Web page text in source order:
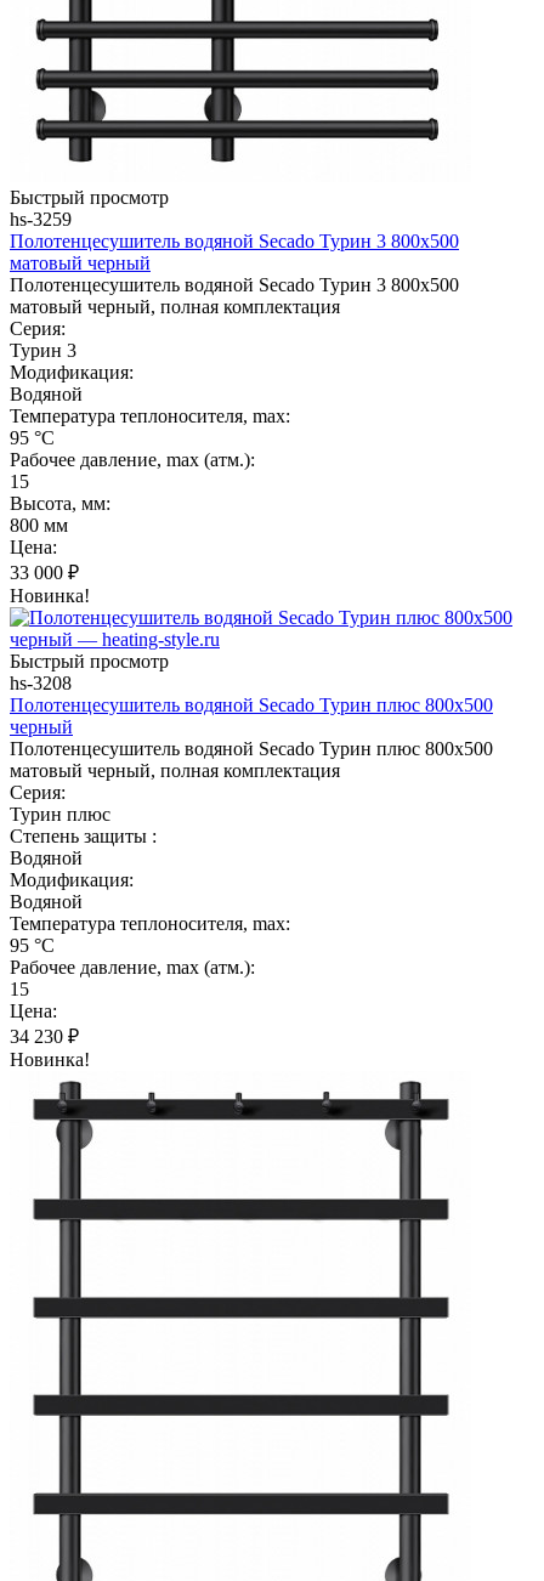
Быстрый просмотр
hs-3259
Полотенцесушитель водяной Secado Турин 3 800x500
матовый черный
Полотенцесушитель водяной Secado Турин 3 800x500
матовый черный, полная комплектация
Серия:
Турин 3
Модификация:
Водяной
Температура теплоносителя, max:
95 °C
Рабочее давление, max (атм.):
15
Высота, мм:
800 мм
Цена:
33 000 ₽
Новинка!
Быстрый просмотр
hs-3208
Полотенцесушитель водяной Secado Турин плюс 800x500
черный
Полотенцесушитель водяной Secado Турин плюс 800x500
матовый черный, полная комплектация
Серия:
Турин плюс
Степень защиты :
Водяной
Модификация:
Водяной
Температура теплоносителя, max:
95 °C
Рабочее давление, max (атм.):
15
Цена:
34 230 ₽
Новинка!